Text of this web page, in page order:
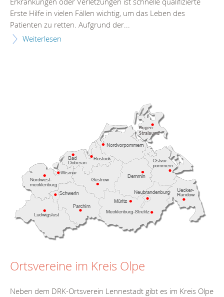
Erste Hilfe in vielen Fällen wichtig, um das Leben des
Patienten zu retten. Aufgrund der...
Weiterlesen
Ortsvereine im Kreis Olpe
Neben dem DRK-Ortsverein Lennestadt gibt es im Kreis Olpe